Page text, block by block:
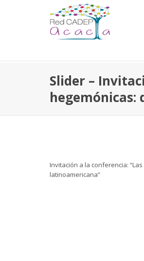
Slider –
Invitación a la conferencia:
latinoamericana”